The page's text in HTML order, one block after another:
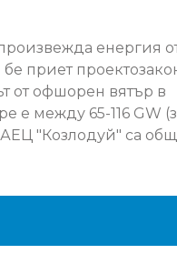
енергия
приет
от офшорен вятър в
е между 65-116 GW
"Козлодуй" са